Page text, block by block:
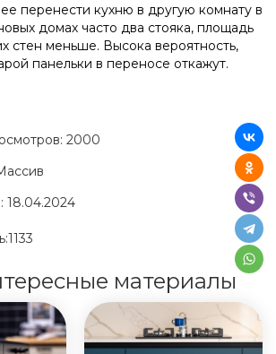
перенести кухню в другую комнату в
домах часто два стояка, площадь
стен меньше. Высока вероятность,
панельки в переносе откажут.
2000
18.04.2024
1133
материалы